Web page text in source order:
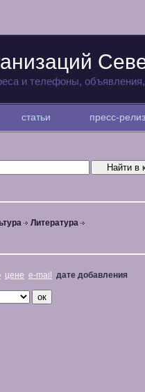
и телефоны,
статьи пресс-
Литература
цене e-mail дате добавления